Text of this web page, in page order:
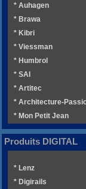
* Auhagen
* Brawa
* Kibri
* Viessman
* Humbrol
* SAI
* Artitec
* Architecture-
* Mon Petit Jean
Produits DIGITAL
* Lenz
* Digirails